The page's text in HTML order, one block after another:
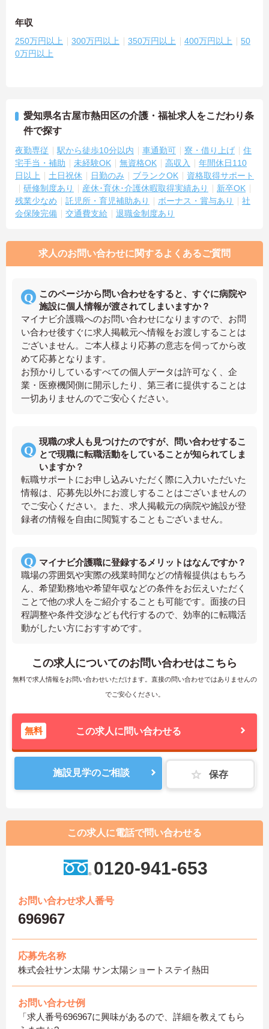
年収
250万円以上 300万円以上 350万円以上 400万円以上
50
0万円以上
愛知県名古屋市熱田区の介護・福祉求人をこだわり条
件で探す
夜勤専従 駅から徒歩10分以内 車通勤可 寮・借り上げ
住
宅手当・補助
未経験OK 無資格OK 高収入
年間休日110
日以上
土日祝休 日勤のみ ブランクOK
資格取得サポート
研修制度あり
産休･育休･介護休暇取得実績あり
新卒OK
残業少なめ
託児所・育児補助あり ボーナス・賞与あり
社
会保険完備
交通費支給 退職金制度あり
求人のお問い合わせに関するよくあるご質問
このページから問い合わせをすると、すぐに病院や
施設に個人情報が渡されてしまいますか？
マイナビ介護職へのお問い合わせになりますので、お問
い合わせ後すぐに求人掲載元へ情報をお渡しすることは
ございません。ご本人様より応募の意志を伺ってから改
めて応募となります。
お預かりしているすべての個人データは許可なく、企
業・医療機関側に開示したり、第三者に提供することは
一切ありませんのでご安心ください。
現職の求人も見つけたのですが、問い合わせするこ
とで現職に転職活動をしていることが知られてしま
いますか？
転職サポートにお申し込みいただく際に入力いただいた
情報は、応募先以外にお渡しすることはございませんの
でご安心ください。また、求人掲載元の病院や施設が登
録者の情報を自由に閲覧することもございません。
マイナビ介護職に登録するメリットはなんですか？
職場の雰囲気や実際の残業時間などの情報提供はもちろ
ん、希望勤務地や希望年収などの条件をお伝えいただく
ことで他の求人をご紹介することも可能です。面接の日
程調整や条件交渉なども代行するので、効率的に転職活
動がしたい方におすすめです。
この求人についてのお問い合わせはこちら
無料で求人情報をお問い合わせいただけます。直接の問い合わせではありませんの
でご安心ください。
無料 この求人に問い合わせる
施設見学のご相談 保存
この求人に電話で問い合わせる
0120-941-653
お問い合わせ求人番号
696967
応募先名称
株式会社サン太陽 サン太陽ショートステイ熱田
お問い合わせ例
「求人番号696967に興味があるので、詳細を教えてもら